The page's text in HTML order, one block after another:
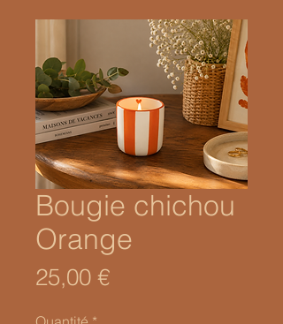
Bougie chichou
Orange
25,00 €Prix